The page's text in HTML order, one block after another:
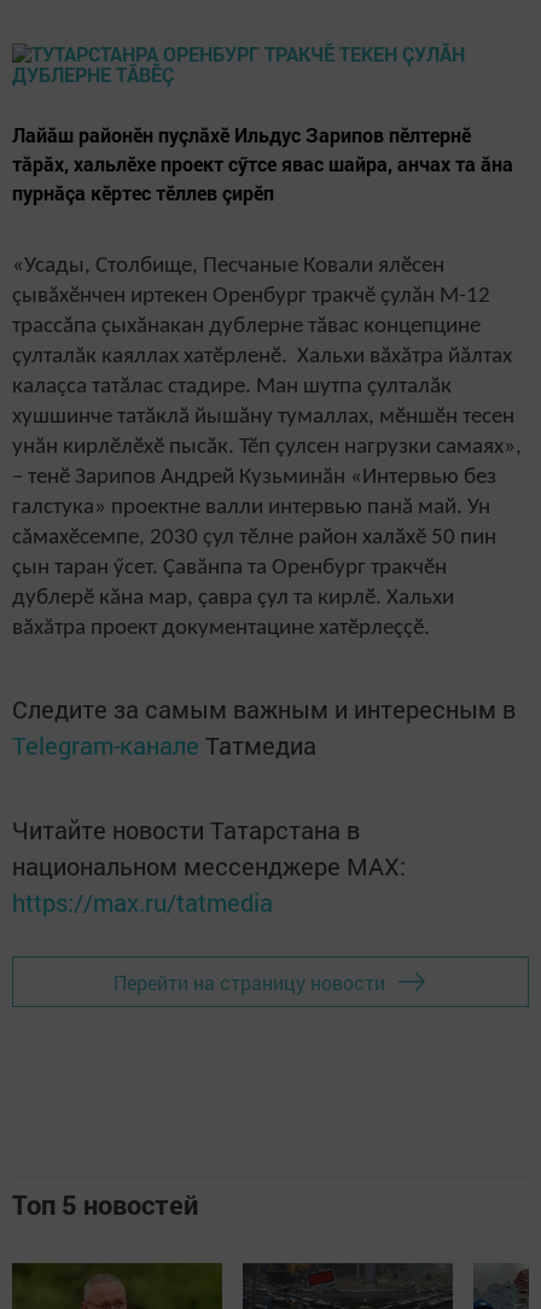
Лайăш районӗн пуçлăхӗ Ильдус Зарипов пӗлтернӗ
тăрăх, хальлӗхе проект сӳтсе явас шайра, анчах та ăна
пурнăçа кӗртес тӗллев çирӗп
«Усады, Столбище, Песчаные Ковали ялӗсен
çывăхӗнчен иртекен Оренбург тракчӗ çулăн М-12
трассăпа çыхăнакан дублерне тăвас концепцине
çулталăк каяллах хатӗрленӗ. Хальхи вăхăтра йăлтах
калаçса татăлас стадире. Ман шутпа çулталăк
хушшинче татăклă йышăну тумаллах, мӗншӗн тесен
унăн кирлӗлӗхӗ пысăк. Тӗп çулсен нагрузки самаях»,
– тенӗ Зарипов Андрей Кузьминăн «Интервью без
галстука» проектне валли интервью панă май. Ун
сăмахӗсемпе, 2030 çул тӗлне район халăхӗ 50 пин
çын таран ӳсет. Çавăнпа та Оренбург тракчӗн
дублерӗ кăна мар, çавра çул та кирлӗ. Хальхи
вăхăтра проект документацине хатӗрлеççӗ.
Следите за самым важным и интересным в
Telegram-канале Татмедиа
Читайте новости Татарстана в
национальном мессенджере MАХ:
https://max.ru/tatmedia
Перейти на страницу новости
Топ 5 новостей